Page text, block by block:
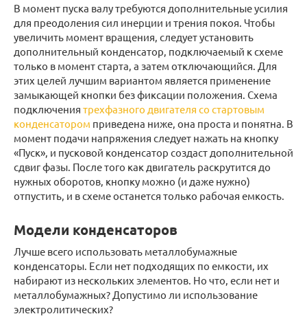
В момент пуска валу требуются дополнительные усилия
для преодоления сил инерции и трения покоя. Чтобы
увеличить момент вращения, следует установить
дополнительный конденсатор, подключаемый к схеме
только в момент старта, а затем отключающийся. Для
этих целей лучшим вариантом является применение
замыкающей кнопки без фиксации положения. Схема
подключения трехфазного двигателя со стартовым
конденсатором приведена ниже, она проста и понятна. В
момент подачи напряжения следует нажать на кнопку
«Пуск», и пусковой конденсатор создаст дополнительной
сдвиг фазы. После того как двигатель раскрутится до
нужных оборотов, кнопку можно (и даже нужно)
отпустить, и в схеме останется только рабочая емкость.
Модели конденсаторов
Лучше всего использовать металлобумажные
конденсаторы. Если нет подходящих по емкости, их
набирают из нескольких элементов. Но что, если нет и
металлобумажных? Допустимо ли использование
электролитических?